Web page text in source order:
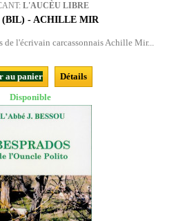
L'AUCÈU LIBRE
(BIL) - ACHILLE MIR
de l'écrivain carcassonnais Achille Mir...
au panier
Détails
Disponible